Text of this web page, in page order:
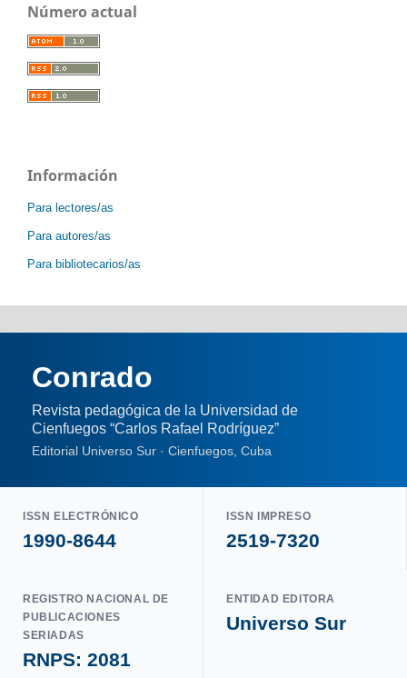
Número actual
Información
Para lectores/as
Para autores/as
Para bibliotecarios/as
Conrado
Revista pedagógica de la Universidad de
Cienfuegos “Carlos Rafael Rodríguez”
Editorial Universo Sur · Cienfuegos, Cuba
ISSN ELECTRÓNICO
1990-8644
ISSN IMPRESO
2519-7320
REGISTRO NACIONAL DE
PUBLICACIONES
SERIADAS
RNPS: 2081
ENTIDAD EDITORA
Universo Sur